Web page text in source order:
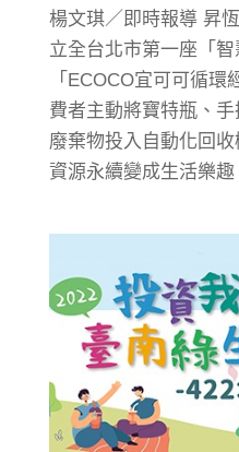
楊文琪／即時報導 昇
立全台北市第一座「
「ECOCO宜可可循
費者主動將寶特瓶、
廢棄物投入自動化回
資源永續變成生活樂